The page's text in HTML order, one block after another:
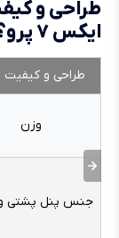
ایکس ۷ پرو؟
طراحی و کیفیت
وزن
جنس پنل پشتی